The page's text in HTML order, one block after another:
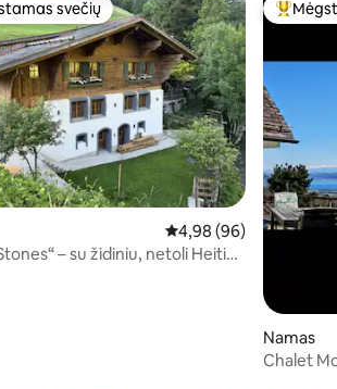
svečių
Vidutinis įvertinimas:
4,98 (96)
– su židiniu, netoli Heiti
Svečių
Namas
Chalet